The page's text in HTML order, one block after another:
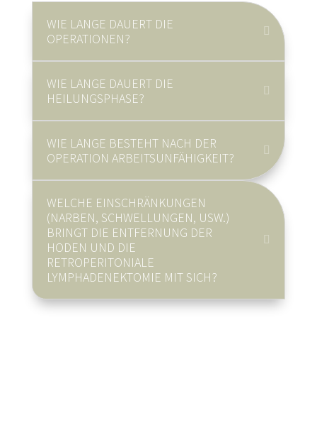
WIE LANGE DAUERT DIE
OPERATIONEN?
WIE LANGE DAUERT DIE
HEILUNGSPHASE?
WIE LANGE BESTEHT NACH DER
OPERATION ARBEITSUNFÄHIGKEIT?
WELCHE EINSCHRÄNKUNGEN
(NARBEN, SCHWELLUNGEN, USW.)
BRINGT DIE ENTFERNUNG DER
HODEN UND DIE
RETROPERITONIALE
LYMPHADENEKTOMIE MIT SICH?